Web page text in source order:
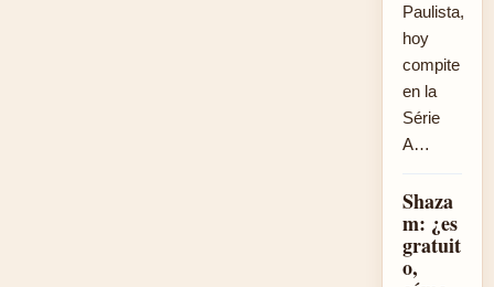
Paulista,
hoy
compite
en la
Série
A…
Shaza
m: ¿es
gratuit
o,